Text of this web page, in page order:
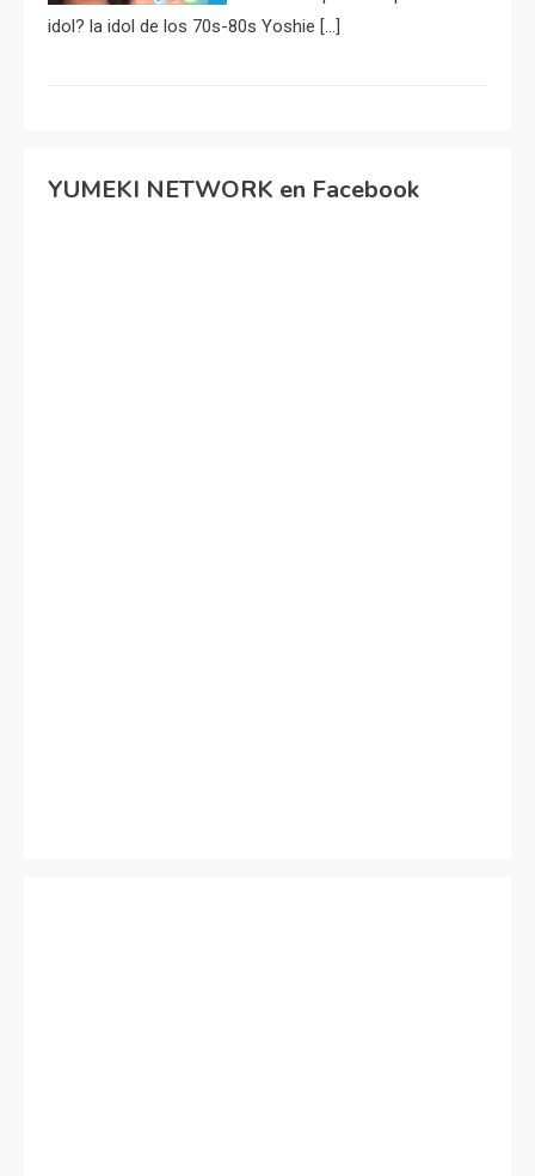
idol? la idol de los 70s-80s Yoshie […]
YUMEKI NETWORK en Facebook